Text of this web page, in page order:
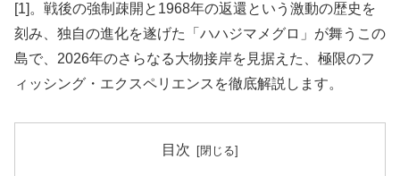
[1]。戦後の強制疎開と1968年の返還という激動の歴史を
刻み、独自の進化を遂げた「ハハジマメグロ」が舞うこの
島で、2026年のさらなる大物接岸を見据えた、極限のフ
ィッシング・エクスペリエンスを徹底解説します。
目次